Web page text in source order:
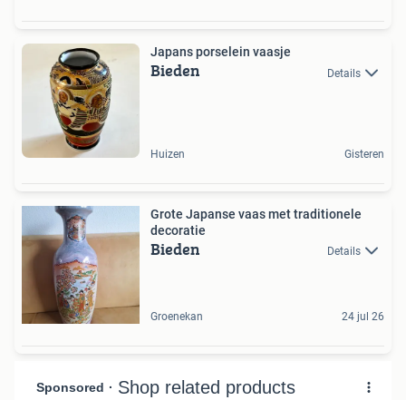
Japans porselein vaasje
Bieden Details
Huizen Gisteren
Grote Japanse vaas met traditionele
decoratie
Bieden Details
Groenekan 24 jul 26